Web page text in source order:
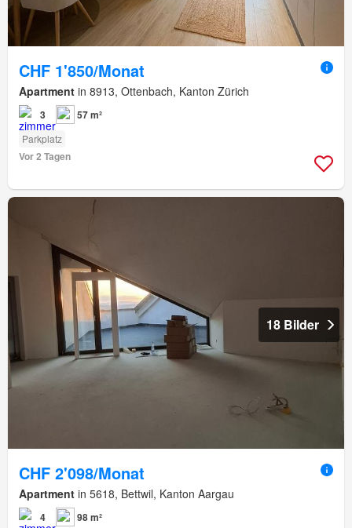
CHF 1'850/Monat
Apartment in 8913, Ottenbach, Kanton Zürich
3 57 m²
Parkplatz
Vor 2 Tagen
18 Bilder
CHF 2'098/Monat
Apartment in 5618, Bettwil, Kanton Aargau
4
98 m²